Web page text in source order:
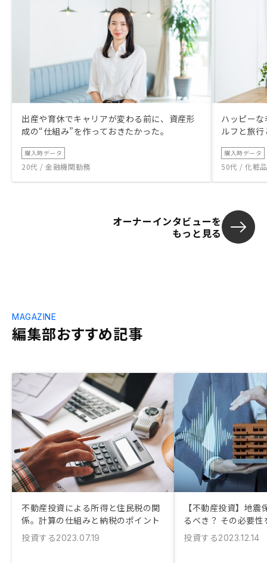
出産や育休でキャリアが変わる前に、資産形
成の“仕組み”を作っておきたかった。
購入時データ
20代 / 金融機関勤務
ハッピー
ルフと旅
購入時データ
50代 / 化粧
オーナーインタビューを
もっと見る
編集部おすすめ記事
MAGAZINE
不動産投資による所得と住民税の関
係。計算の仕組みと納税のポイント
投資する2023.07.19
【不動産投資】地
るべき？ その必要性
投資する2023.12.14